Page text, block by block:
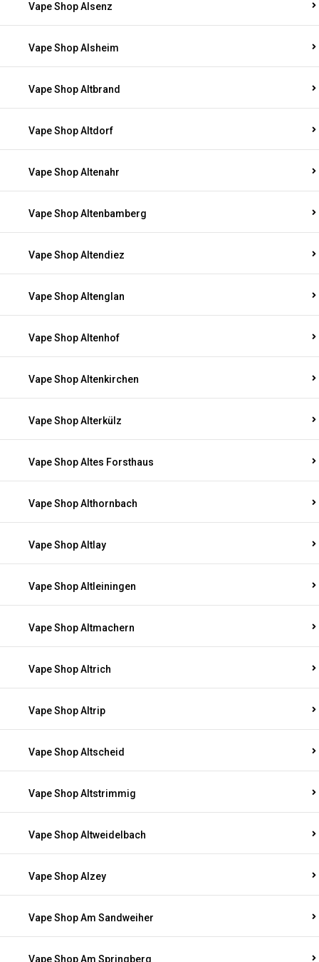
Vape Shop Alsenz
Vape Shop Alsheim
Vape Shop Altbrand
Vape Shop Altdorf
Vape Shop Altenahr
Vape Shop Altenbamberg
Vape Shop Altendiez
Vape Shop Altenglan
Vape Shop Altenhof
Vape Shop Altenkirchen
Vape Shop Alterkülz
Vape Shop Altes Forsthaus
Vape Shop Althornbach
Vape Shop Altlay
Vape Shop Altleiningen
Vape Shop Altmachern
Vape Shop Altrich
Vape Shop Altrip
Vape Shop Altscheid
Vape Shop Altstrimmig
Vape Shop Altweidelbach
Vape Shop Alzey
Vape Shop Am Sandweiher
Vape Shop Am Springberg